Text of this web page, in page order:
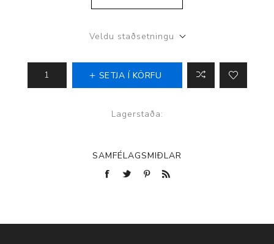
Veldu staðsetningu
SETJA Í KÖRFU
Lagerstaða:
SAMFÉLAGSMIÐLAR